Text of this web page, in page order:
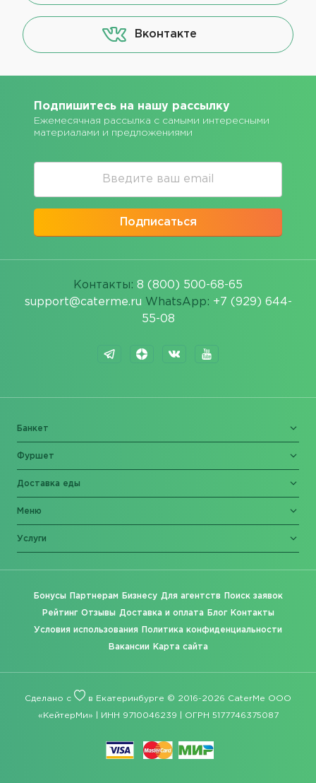
Вконтакте
Подпишитесь на нашу рассылку
Ежемесячная рассылка с самыми интересными
материалами и предложениями
Подписаться
Контакты: 8 (800) 500-68-65
support@caterme.ru WhatsApp: +7 (929) 644-
55-08
Банкет
Фуршет
Доставка еды
Меню
Услуги
Бонусы Партнерам Бизнесу Для агентств Поиск заявок
Рейтинг Отзывы Доставка и оплата Блог Контакты
Условия использования Политика конфиденциальности
Вакансии Карта сайта
Сделано с в Екатеринбурге © 2016-2026 CaterMe ООО
«КейтерМи» | ИНН 9710046239 | ОГРН 5177746375087